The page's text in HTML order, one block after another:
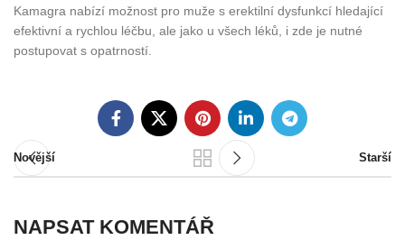
Kamagra nabízí možnost pro muže s erektilní dysfunkcí hledající
efektivní a rychlou léčbu, ale jako u všech léků, i zde je nutné
postupovat s opatrností.
Novější Starší
NAPSAT KOMENTÁŘ